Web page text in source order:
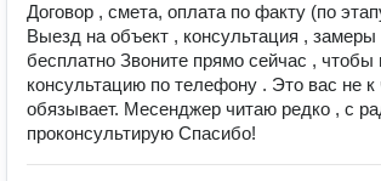
Договор , смета, оплата по факту (по
Выезд на объект , консультация , замеры
бесплатно Звоните прямо сейчас , чтобы
консультацию по телефону . Это вас не к
обязывает. Месенджер читаю редко , с
проконсультирую Спасибо!